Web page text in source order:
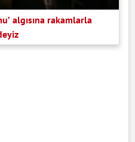
algısına rakamlarla